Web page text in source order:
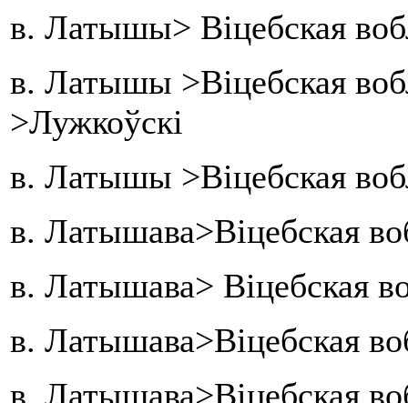
в. Латышы> Віцебская
в. Латышы >Віцебская
>Лужкоўскі
в. Латышы >Віцебская
в. Латышава>Віцебская
в. Латышава> Віцебская
в. Латышава>Віцебская
в. Латышава>Віцебская